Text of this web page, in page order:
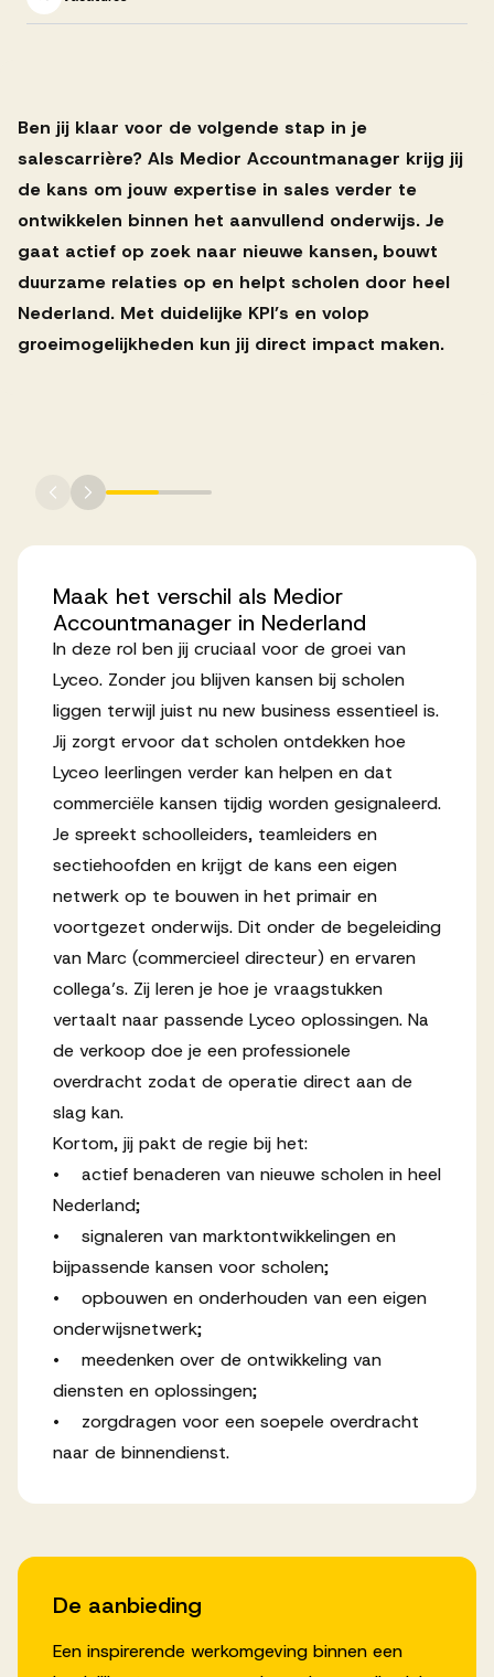
Successen
Vervulde vacatures
Over AV
Aanmelden
Werken bij AV
Voor kandidaten
Inspiratie
Ben jij klaar voor de volgende stap in je
salescarrière? Als Medior Accountmanager krijg jij
de kans om jouw expertise in sales verder te
ontwikkelen binnen het aanvullend onderwijs. Je
gaat actief op zoek naar nieuwe kansen, bouwt
duurzame relaties op en helpt scholen door heel
Nederland. Met duidelijke KPI’s en volop
groeimogelijkheden kun jij direct impact maken.
Maak het verschil als Medior
Accountmanager in Nederland
In deze rol ben jij cruciaal voor de groei van
Lyceo. Zonder jou blijven kansen bij scholen
liggen terwijl juist nu new business essentieel is.
Jij zorgt ervoor dat scholen ontdekken hoe
Lyceo leerlingen verder kan helpen en dat
commerciële kansen tijdig worden gesignaleerd.
Je spreekt schoolleiders, teamleiders en
sectiehoofden en krijgt de kans een eigen
netwerk op te bouwen in het primair en
voortgezet onderwijs. Dit onder de begeleiding
van Marc (commercieel directeur) en ervaren
collega’s. Zij leren je hoe je vraagstukken
vertaalt naar passende Lyceo oplossingen. Na
de verkoop doe je een professionele
overdracht zodat de operatie direct aan de
slag kan.
Kortom, jij pakt de regie bij het:
• actief benaderen van nieuwe scholen in heel
Nederland;
• signaleren van marktontwikkelingen en
bijpassende kansen voor scholen;
• opbouwen en onderhouden van een eigen
onderwijsnetwerk;
• meedenken over de ontwikkeling van
diensten en oplossingen;
• zorgdragen voor een soepele overdracht
naar de binnendienst.
De aanbieding
Een inspirerende werkomgeving binnen een